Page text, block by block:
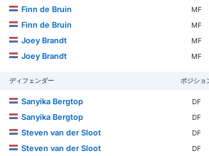
Finn de Bruin
MF
Finn de Bruin
MF
Joey Brandt
MF
Joey Brandt
MF
ディフェンダー ポジショ
Sanyika Bergtop DF
Sanyika Bergtop
DF
Steven van der Sloot
DF
Steven van der Sloot
DF